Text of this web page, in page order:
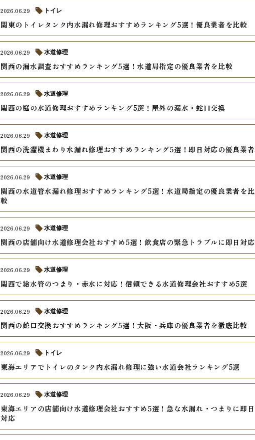
関東のトイレタンク内水漏れ修理おすすめランキング5選！優良業者を比較
2026.06.29 トイレ
関西の漏水調査おすすめランキング5選！水道局指定の優良業者を比較
2026.06.29 水道修理
関西の庭の水道修理おすすめランキング5選！屋外の漏水・蛇口交換
2026.06.29 水道修理
関西の洗濯機まわり水漏れ修理おすすめランキング5選！即日対応の優良業者
2026.06.29 水道修理
関西の水道管水漏れ修理おすすめランキング5選！水道局指定の優良業者を比
較
2026.06.29 水道修理
関西の店舗向け水道修理会社おすすめ5選！飲食店の緊急トラブルに即日対応
2026.06.29 水道修理
関西で給水管のつまり・赤水に対応！信頼できる水道修理会社おすすめ5選
2026.06.29 水道修理
関西の蛇口交換おすすめランキング5選！大阪・兵庫の優良業者を徹底比較
2026.06.29 水道修理
東海エリアでトイレのタンク内水漏れ修理に強い水道会社ランキング5選
2026.06.29 トイレ
東海エリアの店舗向け水道修理会社おすすめ5選！急な水漏れ・つまりに即日
対応
2026.06.29 水道修理